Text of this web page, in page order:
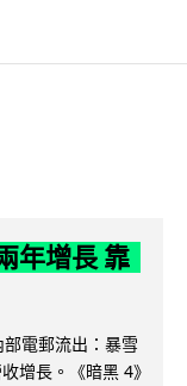
年增長 靠
電郵流出：暴雪
增長。《暗黑 4》